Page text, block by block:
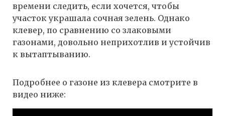
времени следить, если хочется, чтобы
участок украшала сочная зелень. Однако
клевер, по сравнению со злаковыми
газонами, довольно неприхотлив и устойчив
к вытаптыванию.
Подробнее о газоне из клевера смотрите в
видео ниже: